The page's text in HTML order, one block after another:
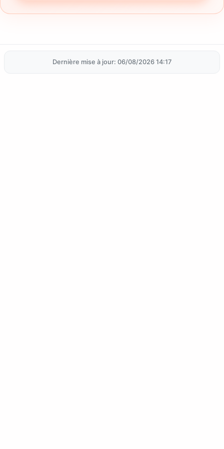
Dernière mise à jour: 06/08/2026 14:17